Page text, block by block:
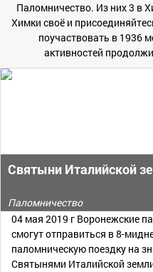
Паломничество. Из них 3 в
Химки своё и
поучаствовать в 1936
активностей
Святыни Италийской
Паломничество
04 мая 2019 г Воронежские
смогут отправиться в 8-
паломническую поездку на
Святынями Италийской